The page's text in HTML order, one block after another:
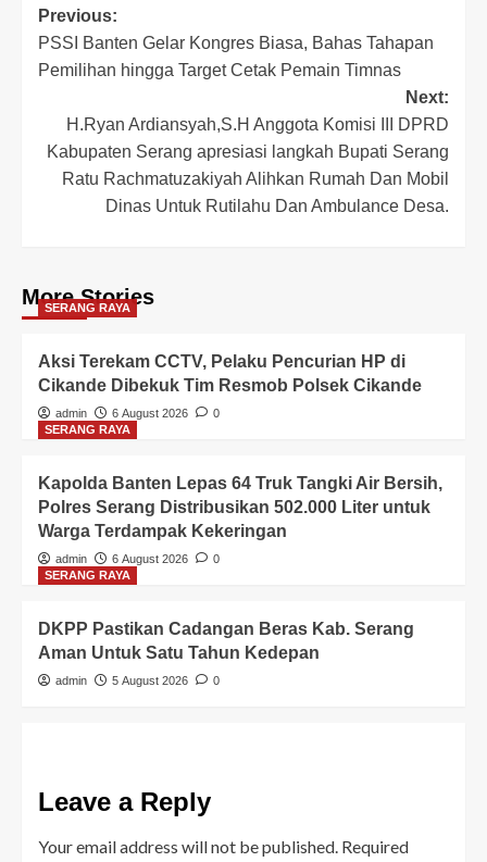
Post
navigation
Previous:
PSSI Banten Gelar Kongres Biasa, Bahas Tahapan
Pemilihan hingga Target Cetak Pemain Timnas
Next:
H.Ryan Ardiansyah,S.H Anggota Komisi III DPRD
Kabupaten Serang apresiasi langkah Bupati Serang
Ratu Rachmatuzakiyah Alihkan Rumah Dan Mobil
Dinas Untuk Rutilahu Dan Ambulance Desa.
More Stories
SERANG RAYA
Aksi Terekam CCTV, Pelaku Pencurian HP di
Cikande Dibekuk Tim Resmob Polsek Cikande
admin 6 August 2026
0
SERANG RAYA
Kapolda Banten Lepas 64 Truk Tangki Air Bersih,
Polres Serang Distribusikan 502.000 Liter untuk
Warga Terdampak Kekeringan
admin 6 August 2026
0
SERANG RAYA
DKPP Pastikan Cadangan Beras Kab. Serang
Aman Untuk Satu Tahun Kedepan
admin 5 August 2026 0
Leave a Reply
Your email address will not be published. Required